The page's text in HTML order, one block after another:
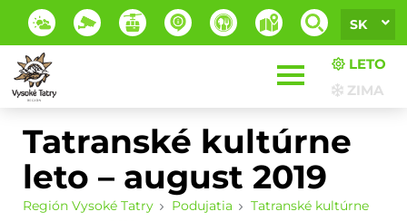
SK
LETO
ZIMA
Tatranské kultúrne
leto – august 2019
Región Vysoké Tatry Podujatia
Tatranské kultúrne